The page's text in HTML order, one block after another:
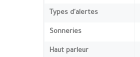
Types d'alertes
Sonneries
Haut parleur